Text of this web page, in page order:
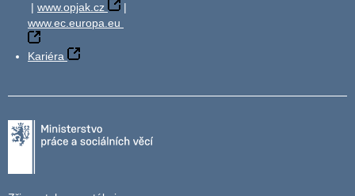
| www.opjak.cz
|
www.ec.europa.eu
Kariéra